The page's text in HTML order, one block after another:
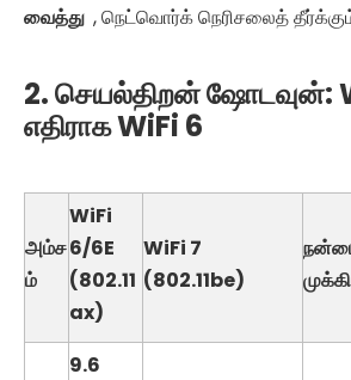
வைத்து , நெட்வொர்க் நெரிசலைத்
2. செயல்திறன் ஷோடவுன்:
எதிராக WiFi 6
அம்ச
ம்
WiFi
6/6E
(802.11
ax)
WiFi 7
(802.11be)
9.6